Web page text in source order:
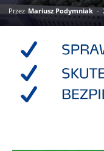
Przez Mariusz Podymniak -